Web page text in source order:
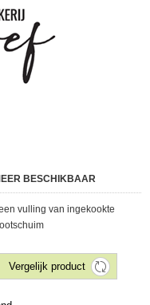
BESCHIKBAAR
vulling van ingekookte